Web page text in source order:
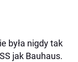
była nigdy tak
jak Bauhaus.